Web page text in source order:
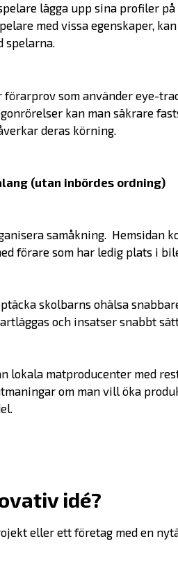
lägga upp sina profiler
med vissa egenskaper,
spelarna.
som använder eye-
kan man säkrare
deras körning.
(utan inbördes ordning)
samåkning. Hemsidan
förare som har ledig plats i
skolbarns ohälsa
och insatser snabbt
lokala matproducenter med
om man vill öka
idé?
eller ett företag med en